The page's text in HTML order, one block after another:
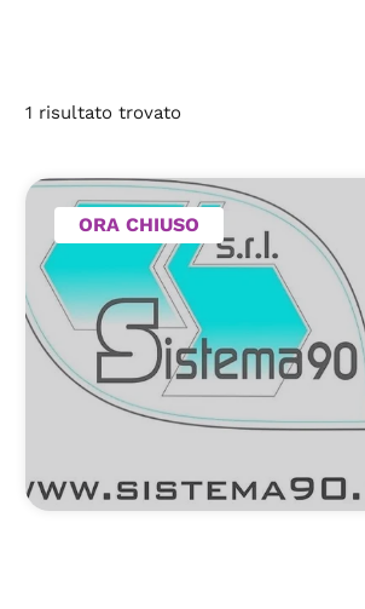
1 risultato trovato
ORA CHIUSO